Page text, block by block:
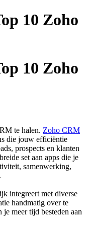
10 Zoho
10 Zoho
te halen. Zoho CRM
die jouw efficiëntie
prospects en klanten
set aan apps die je
samenwerking,
integreert met diverse
handmatig over te
meer tijd besteden aan